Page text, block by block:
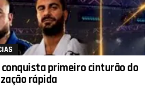
primeiro cinturão do
rápida